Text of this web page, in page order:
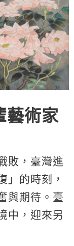
藝術家
敗，臺灣進
」的時刻，
與期待。臺
中，迎來另